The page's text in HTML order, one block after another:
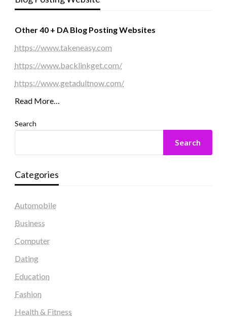
Other 40 + DA Blog Posting Websites
https://www.takeneasy.com
https://www.backlinkget.com/
https://www.getadultnow.com/
Read More…
Search
Search
Categories
Automobile
Business
Computer
Dating
Education
Fashion
Health & Fitness